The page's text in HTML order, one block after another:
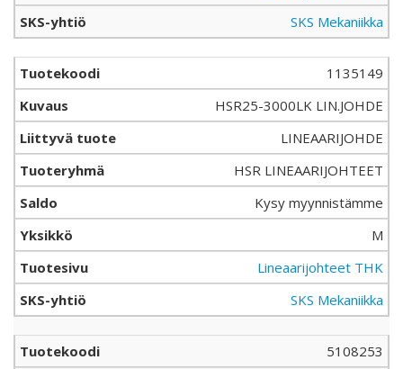
SKS Mekaniikka
1135149
HSR25-3000LK LIN.JOHDE
LINEAARIJOHDE
HSR LINEAARIJOHTEET
Kysy myynnistämme
M
Lineaarijohteet THK
SKS Mekaniikka
5108253